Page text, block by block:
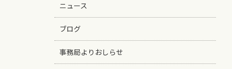
ニュース
ブログ
事務局よりおしらせ